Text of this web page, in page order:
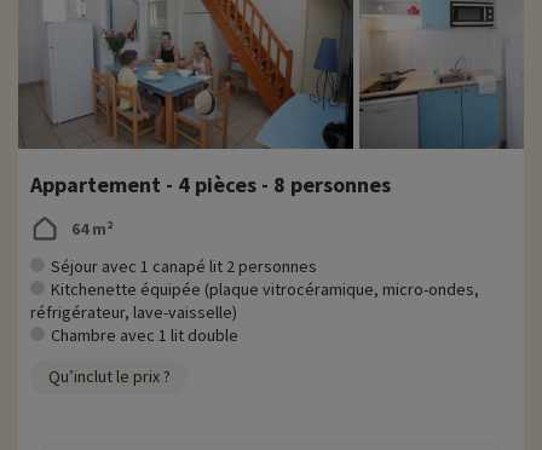
Appartement - 4 pièces - 8 personnes
64 m²
Séjour avec 1 canapé lit 2 personnes
Kitchenette équipée (plaque vitrocéramique, micro-ondes,
réfrigérateur, lave-vaisselle)
Chambre avec 1 lit double
Qu’inclut le prix ?